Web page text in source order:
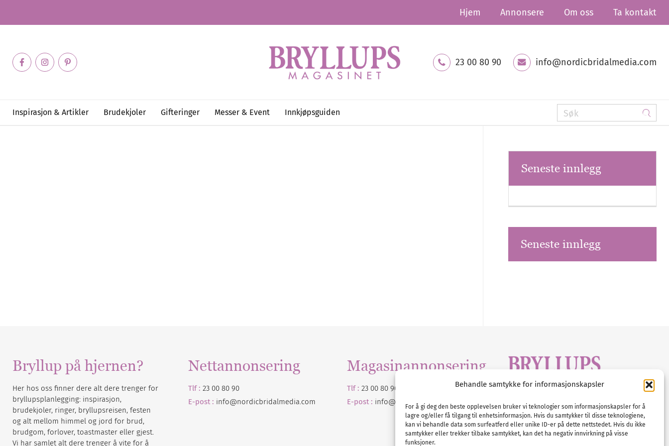
Behandle samtykke for informasjonskapsler
For å gi deg den beste opplevelsen bruker vi teknologier som informasjonskapsler for å
lagre og/eller få tilgang til enhetsinformasjon. Hvis du samtykker til disse teknologiene,
kan vi behandle data som surfeatferd eller unike ID-er på dette nettstedet. Hvis du ikke
samtykker eller trekker tilbake samtykket, kan det ha negativ innvirkning på visse
funksjoner.
Hjem Annonsere Om oss Ta kontakt
23 00 80 90 info@nordicbridalmedia.com
Inspirasjon & Artikler Brudekjoler Gifteringer Messer & Event Innkjøpsguiden
Seneste innlegg
Seneste innlegg
Bryllup på hjernen?
Her hos oss finner dere alt dere trenger for
bryllupsplanlegging: inspirasjon,
brudekjoler, ringer, bryllupsreisen, festen
og alt mellom himmel og jord for brud,
brudgom, forlover, toastmaster eller gjest.
Vi har samlet alt dere trenger å vite for å
Nettannonsering
Tlf : 23 00 80 90
E-post : info@nordicbridalmedia.com
Magasinannonsering
Tlf : 23 00 80 90
E-post : info@ nordicbridalmedia
E-post :info@nordicbridalmedia.com
Bryllupsmagasinet Norge
© All rights reserved.
VAT: NO911740648